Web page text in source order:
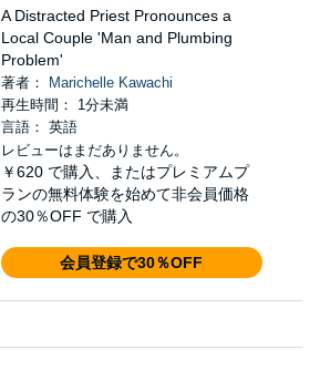
A Distracted Priest Pronounces a
Local Couple 'Man and Plumbing
Problem'
著者：
Marichelle Kawachi
再生時間： 1分未満
言語： 英語
レビューはまだありません。
￥620 で購入、またはプレミアムプ
ランの無料体験を始めて非会員価格
の30％OFF で購入
会員登録で30％OFF